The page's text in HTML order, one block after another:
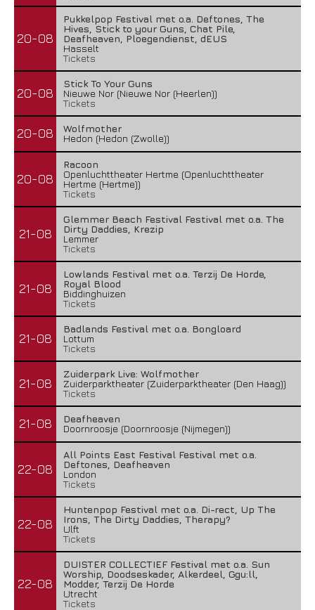
20-08
Pukkelpop Festival met o.a. Deftones, The
Hives, Stick to your Guns, Chat Pile,
Deafheaven, Ploegendienst, dEUS
Hasselt
Tickets
20-08
Stick To Your Guns
Nieuwe Nor (Nieuwe Nor (Heerlen))
Tickets
20-08
Wolfmother
Hedon (Hedon (Zwolle))
20-08
Racoon
Openluchttheater Hertme (Openluchttheater
Hertme (Hertme))
Tickets
21-08
Glemmer Beach Festival Festival met o.a. The
Dirty Daddies, Krezip
Lemmer
Tickets
21-08
Lowlands Festival met o.a. Terzij De Horde,
Royal Blood
Biddinghuizen
Tickets
21-08
Badlands Festival met o.a. Bongloard
Lottum
Tickets
21-08
Zuiderpark Live: Wolfmother
Zuiderparktheater (Zuiderparktheater (Den Haag))
Tickets
21-08
Deafheaven
Doornroosje (Doornroosje (Nijmegen))
22-08
All Points East Festival Festival met o.a.
Deftones, Deafheaven
London
Tickets
22-08
Huntenpop Festival met o.a. Di-rect, Up The
Irons, The Dirty Daddies, Therapy?
Ulft
Tickets
22-08
DUISTER COLLECTIEF Festival met o.a. Sun
Worship, Doodseskader, Alkerdeel, Ggu:ll,
Modder, Terzij De Horde
Utrecht
Tickets